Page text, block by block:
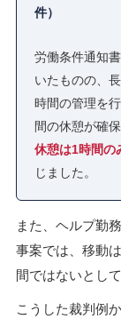
件）
労働条件通知
いたものの、
時間の管理を
間の休憩が確
休憩は1時間の
じました。
また、ヘルプ勤
事案では、移動
間ではないとし
こうした裁判例か